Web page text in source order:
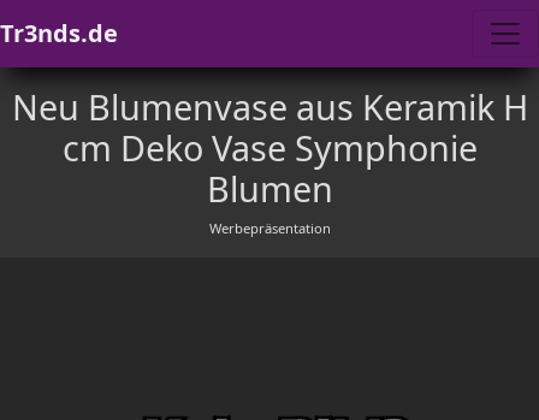
Tr3nds.de
Neu Blumenvase aus Keramik H
cm Deko Vase Symphonie
Blumen
Werbepräsentation